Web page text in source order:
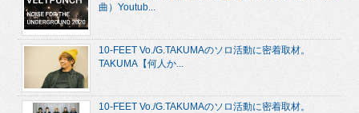
曲）Youtub...
10-FEET Vo./G.TAKUMAのソロ活動に密着取材。
TAKUMA【何人か...
10-FEET Vo./G.TAKUMAのソロ活動に密着取材。